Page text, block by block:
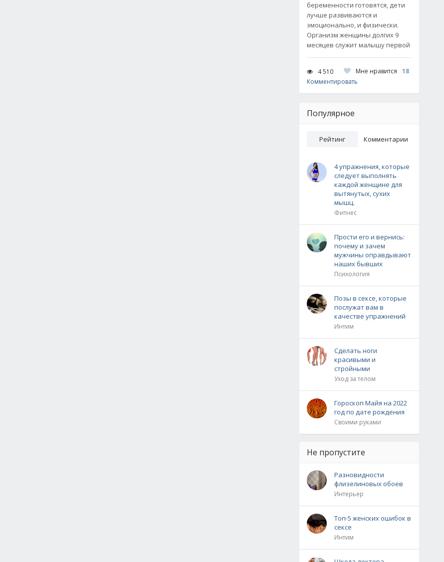
беременности готовятся, дети
лучше развиваются и
эмоционально, и физически.
Организм женщины долгих 9
месяцев служит малышу первой
4 510 Мне нравится
18
Комментировать
Популярное
Рейтинг Комментарии
4 упражнения, которые
следует выполнять
каждой женщине для
вытянутых, сухих
мышц.
Фитнес
Прости его и вернись:
почему и зачем
мужчины оправдывают
наших бывших
Психология
Позы в сексе, которые
послужат вам в
качестве упражнений
Интим
Сделать ноги
красивыми и
стройными
Уход за телом
Гороскоп Майя на 2022
год по дате рождения
Своими руками
Не пропустите
Разновидности
флизелиновых обоев
Интерьер
Топ-5 женских ошибок в
сексе
Интим